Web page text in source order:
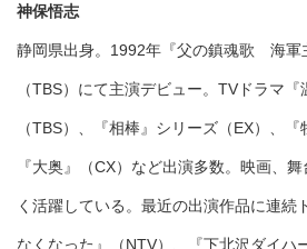
神保悟志
静岡県出身。1992年『父の鎮魂歌 海軍
（TBS）にて主演デビュー。TVドラマ
（TBS）、『相棒』シリーズ（EX）、『
『大奥』（CX）など出演多数。映画、
く活躍している。最近の出演作品に連続
なくなった』（NTV）、『下北沢ダイハ